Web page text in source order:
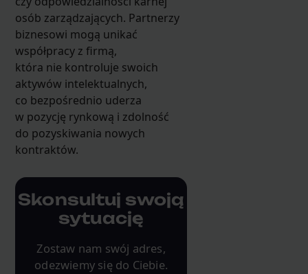
osób zarządzających. Partnerzy
biznesowi mogą unikać
współpracy z firmą,
która nie kontroluje swoich
aktywów intelektualnych,
co bezpośrednio uderza
w pozycję rynkową i zdolność
do pozyskiwania nowych
kontraktów.
Skonsultuj swoją
sytuację
Zostaw nam swój adres,
odezwiemy się do Ciebie.